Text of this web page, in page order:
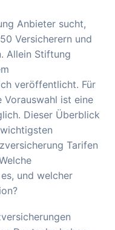
Anbieter sucht,
Versicherern und
Allein Stiftung
veröffentlicht. Für
Vorauswahl ist eine
Dieser Überblick
Tarifen
und welcher